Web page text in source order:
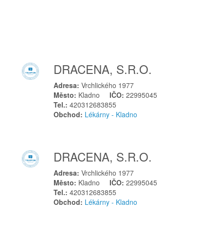
Lužice
Modřice
Mohelnice
Moravská Třebová
Moravské Budějovice
Moravský Beroun
DRACENA, S.R.O.
Adresa: Vrchlického 1977
Město: Kladno IČO: 22995045
Tel.: 420312683855
Obchod: Lékárny - Kladno
DRACENA, S.R.O.
Adresa: Vrchlického 1977
Město: Kladno IČO: 22995045
Tel.: 420312683855
Obchod: Lékárny - Kladno